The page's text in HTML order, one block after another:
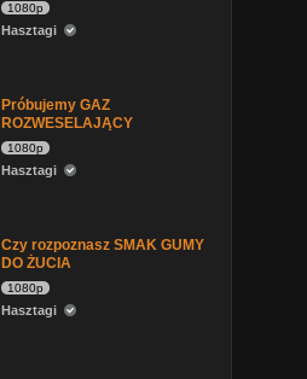
1080p
Hasztagi
Próbujemy GAZ
ROZWESELAJĄCY
1080p
Hasztagi
Czy rozpoznasz SMAK GUMY
DO ŻUCIA
1080p
Hasztagi